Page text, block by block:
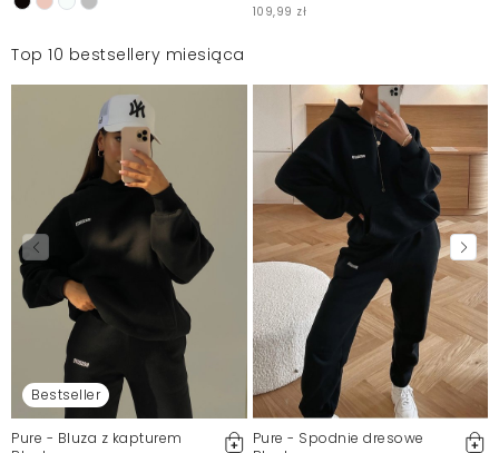
109,99 zł
Top 10 bestsellery miesiąca
Bestseller
Pure - Bluza z kapturem
Pure - Spodnie dresowe